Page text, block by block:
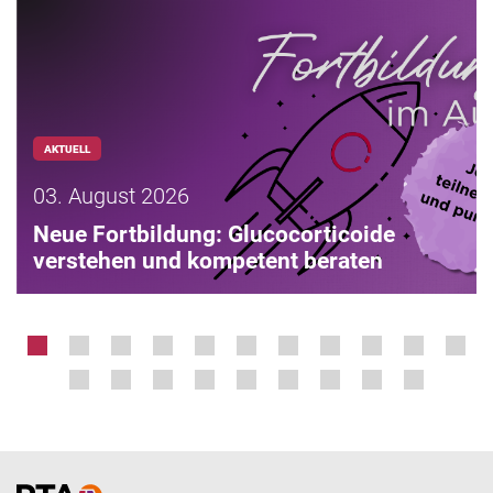
AKTUELL
03. August 2026
Neue Fortbildung: Glucocorticoide
verstehen und kompetent beraten